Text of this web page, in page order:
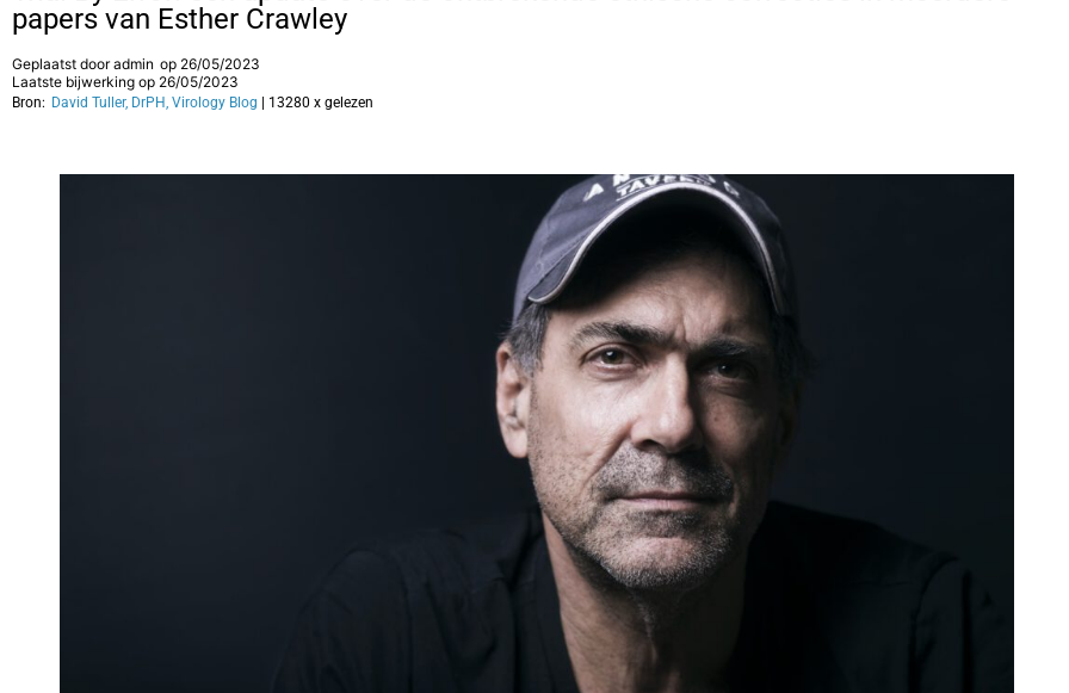
papers van Esther Crawley
Geplaatst dooradmin op 26/05/2023
Laatste bijwerking op 26/05/2023
Bron: David Tuller, DrPH, Virology Blog | 13280 x gelezen